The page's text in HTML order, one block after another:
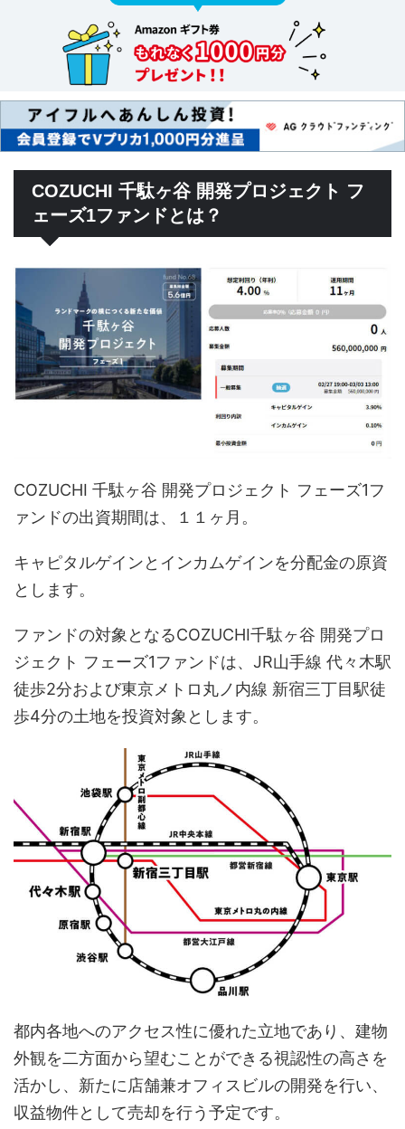
COZUCHI 千駄ヶ谷 開発プロジェクト フ
ェーズ1ファンドとは？
COZUCHI 千駄ヶ谷 開発プロジェクト フェーズ1フ
ァンドの出資期間は、１１ヶ月。
キャピタルゲインとインカムゲインを分配金の原資
とします。
ファンドの対象となるCOZUCHI千駄ヶ谷 開発プロ
ジェクト フェーズ1ファンドは、JR山手線 代々木駅
徒歩2分および東京メトロ丸ノ内線 新宿三丁目駅徒
歩4分の土地を投資対象とします。
都内各地へのアクセス性に優れた立地であり、建物
外観を二方面から望むことができる視認性の高さを
活かし、新たに店舗兼オフィスビルの開発を行い、
収益物件として売却を行う予定です。